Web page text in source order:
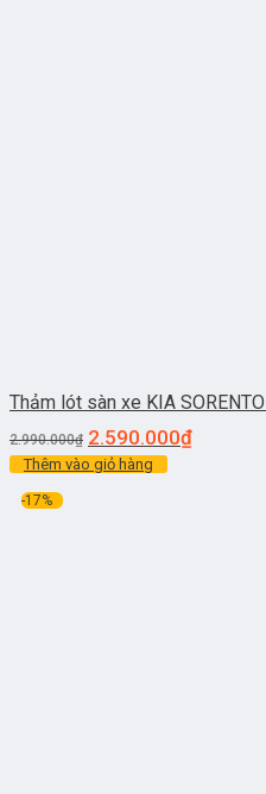
Thảm lót sàn xe KIA
2.990.000₫ 2.590.000₫
Thêm vào giỏ hàng
-17%